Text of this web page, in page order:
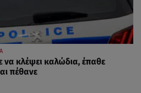
να κλέψει καλώδια, έπαθε
πέθανε